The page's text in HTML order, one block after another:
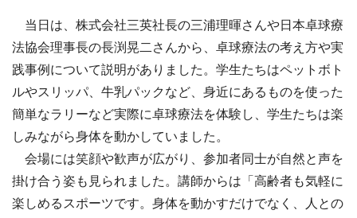
当日は、株式会社三英社長の三浦理暉さんや日本卓球療
法協会理事長の長渕晃二さんから、卓球療法の考え方や実
践事例について説明がありました。学生たちはペットボト
ルやスリッパ、牛乳パックなど、身近にあるものを使った
簡単なラリーなど実際に卓球療法を体験し、学生たちは楽
しみながら身体を動かしていました。
会場には笑顔や歓声が広がり、参加者同士が自然と声を
掛け合う姿も見られました。講師からは「高齢者も気軽に
楽しめるスポーツです。身体を動かすだけでなく、人との